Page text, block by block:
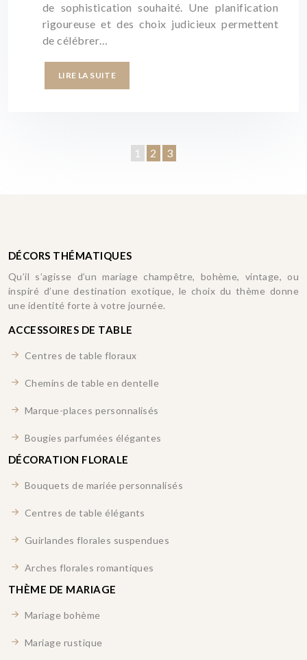
de sophistication souhaité. Une planification
rigoureuse et des choix judicieux permettent
de célébrer…
LIRE LA SUITE
1 2 3
DÉCORS THÉMATIQUES
Qu’il s’agisse d’un mariage champêtre, bohème, vintage, ou
inspiré d’une destination exotique, le choix du thème donne
une identité forte à votre journée.
ACCESSOIRES DE TABLE
Centres de table floraux
Chemins de table en dentelle
Marque-places personnalisés
Bougies parfumées élégantes
DÉCORATION FLORALE
Bouquets de mariée personnalisés
Centres de table élégants
Guirlandes florales suspendues
Arches florales romantiques
THÈME DE MARIAGE
Mariage bohème
Mariage rustique